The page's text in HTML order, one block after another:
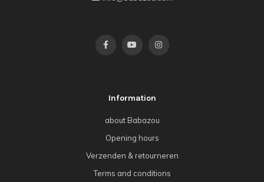
Information
about Babazou
Opening hours
Verzenden & retourneren
Terms and conditions